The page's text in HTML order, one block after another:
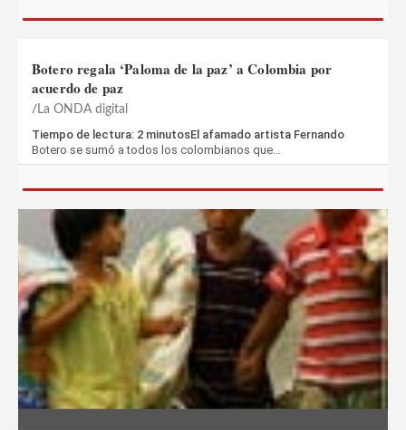
Botero regala ‘Paloma de la paz’ a Colombia por
acuerdo de paz
La ONDA digital
Tiempo de lectura: 2 minutosEl afamado artista Fernando
Botero se sumó a todos los colombianos que…